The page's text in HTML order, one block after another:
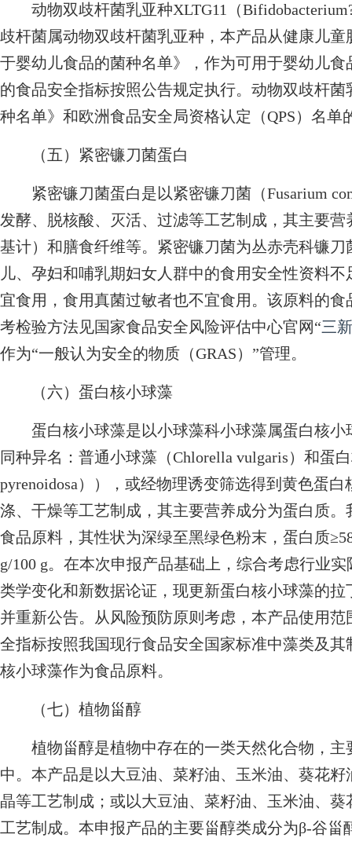
动物双歧杆菌乳亚种XLTG11（
歧杆菌属动物双歧杆菌乳亚种，本产品从健康儿
于婴幼儿食品的菌种名单》，作为可用于婴幼儿
的食品安全指标按照公告规定执行。动物双歧杆
种名单》和欧洲食品安全局资格认定（QPS）名单
（五）紧密镰刀菌蛋白
紧密镰刀菌蛋白是以紧密镰刀菌（Fusarium
发酵、脱核酸、灭活、过滤等工艺制成，其主要营
基计）和膳食纤维等。紧密镰刀菌为丛赤壳科镰
儿、孕妇和哺乳期妇女人群中的食用安全性资料
宜食用，食用真菌过敏者也不宜食用。该原料的
考检验方法见国家食品安全风险评估中心官网“三
作为“一般认为安全的物质（GRAS）”管理。
（六）蛋白核小球藻
蛋白核小球藻是以小球藻科小球藻属蛋白核小
同种异名：普通小球藻（Chlorella vulgaris）和蛋
pyrenoidosa）），或经物理诱变筛选得到黄色蛋
涤、干燥等工艺制成，其主要营养成分为蛋白质
食品原料，其性状为深绿至黑绿色粉末，蛋白质
g/100 g。在本次申报产品基础上，综合考虑行业
类学变化和新数据论证，现更新蛋白核小球藻的
并重新公告。从风险预防原则考虑，本产品使用
全指标按照我国现行食品安全国家标准中藻类及
核小球藻作为食品原料。
（七）植物甾醇
植物甾醇是植物中存在的一类天然化合物，主
中。本产品是以大豆油、菜籽油、玉米油、葵花
晶等工艺制成；或以大豆油、菜籽油、玉米油、
工艺制成。本申报产品的主要甾醇类成分为β-谷甾